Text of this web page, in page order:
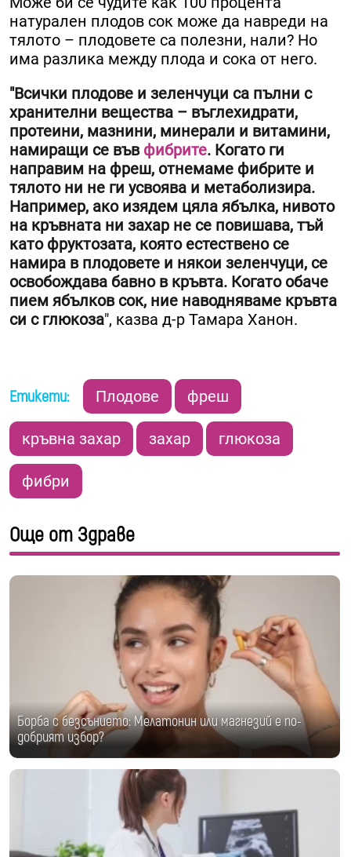
натурален плодов сок може да навреди на
тялото – плодовете са полезни, нали? Но
има разлика между плода и сока от него.
"Всички плодове и зеленчуци са пълни с
хранителни вещества – въглехидрати,
протеини, мазнини, минерали и витамини,
намиращи се във фибрите. Когато ги
направим на фреш, отнемаме фибрите и
тялото ни не ги усвоява и метаболизира.
Например, ако изядем цяла ябълка, нивото
на кръвната ни захар не се повишава, тъй
като фруктозата, която естествено се
намира в плодовете и някои зеленчуци, се
освобождава бавно в кръвта. Когато обаче
пием ябълков сок, ние наводняваме кръвта
си с глюкоза", казва д-р Тамара Ханон.
Етикети: Плодове фреш
кръвна захар захар глюкоза
фибри
Още от Здраве
Борба с безсънието: Мелатонин или магнезий е по-
добрият избор?